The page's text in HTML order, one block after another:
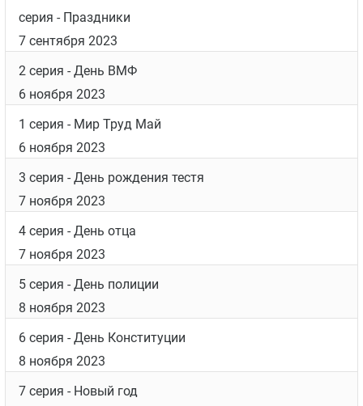
серия - Праздники
7 сентября 2023
2 серия - День ВМФ
6 ноября 2023
1 серия - Мир Труд Май
6 ноября 2023
3 серия - День рождения тестя
7 ноября 2023
4 серия - День отца
7 ноября 2023
5 серия - День полиции
8 ноября 2023
6 серия - День Конституции
8 ноября 2023
7 серия - Новый год